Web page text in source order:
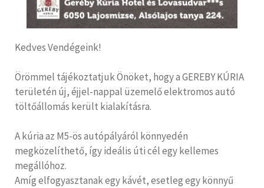
Kedves Vendégeink!
Örömmel tájékoztatjuk Önöket, hogy a GEREBY KÚRIA
területén új, éjjel-nappal üzemelő elektromos autó
töltőállomás került kialakításra.
A kúria az M5-ös autópályáról könnyedén
megközelíthető, így ideális úti cél egy kellemes
megállóhoz.
Amíg elfogyasztanak egy kávét, esetleg egy könnyű